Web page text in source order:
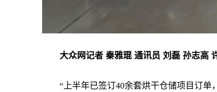
大众网记者 秦雅琨 通讯员 刘磊 孙志高
“上半年已签订40余套烘干仓储项目订单